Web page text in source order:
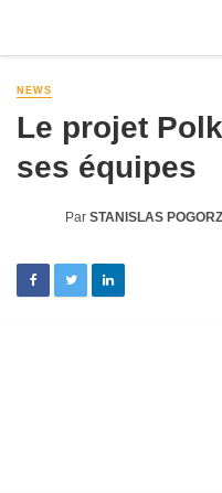
NEWS
Le projet
ses équipes
Par STANISLAS